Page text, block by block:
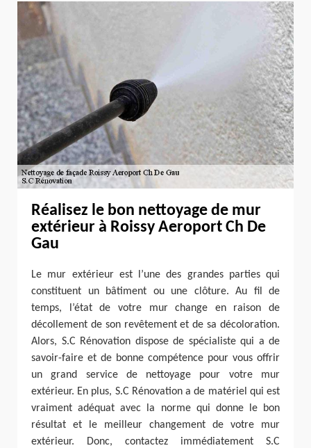
Réalisez le bon nettoyage de mur
extérieur à Roissy Aeroport Ch De
Gau
Le mur extérieur est l’une des grandes parties qui
constituent un bâtiment ou une clôture. Au fil de
temps, l’état de votre mur change en raison de
décollement de son revêtement et de sa décoloration.
Alors, S.C Rénovation dispose de spécialiste qui a de
savoir-faire et de bonne compétence pour vous offrir
un grand service de nettoyage pour votre mur
extérieur. En plus, S.C Rénovation a de matériel qui est
vraiment adéquat avec la norme qui donne le bon
résultat et le meilleur changement de votre mur
extérieur. Donc, contactez immédiatement S.C